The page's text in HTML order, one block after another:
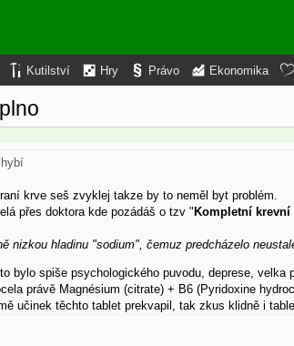
Kutilství Hry Právo Ekonomika
krve seš zvyklej takze by to neměl byt problém.
přes doktora kde pozádáš o tzv "Kompletní krevní
nizkou hladinu "sodium", čemuz predcházelo
bylo spiše psychologického puvodu, deprese, velka
právě Magnésium (citrate) + B6 (Pyridoxine
učinek těchto tablet prekvapil, tak zkus klidně i